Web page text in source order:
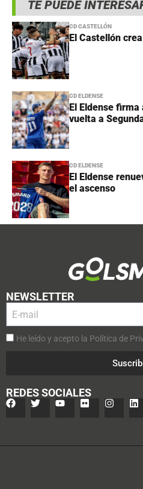
TE PUEDE
CD CASTELLÓN
El Castellón
CD ELDENSE
El Eldense firma
vuelta a
CD ELDENSE
El Eldense
el ascenso
NEWSLETTER
He leído y acepto la Política de
REDES SOCIALES